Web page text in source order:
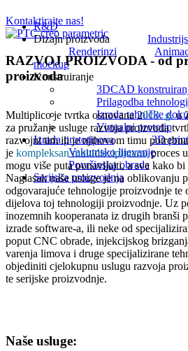
R&D
Dizajn proizvoda
Renderinzi
mockup
Konstruiranje
3DCAD
Prilagodba
Izrada tehničke
Virtualni prototip
Izrada prototipova
3D print
Vakumsko lijevanje
Površinska obrada
Serijska proizvodnja
Kontaktirajte nas!
RAZVOJ PROIZVODA - od
proizvoda
Multiplico je tvrtka osnovana 2013. g.u
za pružanje usluge razvoja proizvoda
razvojni tim ili je njihovom timu
je kompleksan multidisciplinarniproces
mogu više puta ponavljajti, a sve kako
Naglasak naše usluge je na oblikovanju
odgovarajuće tehnologije proizvodnje te
dijelova toj tehnologiji proizvodnje. Uz
inozemnih kooperanata iz drugih branši
izrade software-a, ili neke od
poput CNC obrade, injekcijskog
varenja limova i druge specijalizirane
objediniti cjelokupnu uslugu razvoja
te serijske proizvodnje.
Naše usluge: